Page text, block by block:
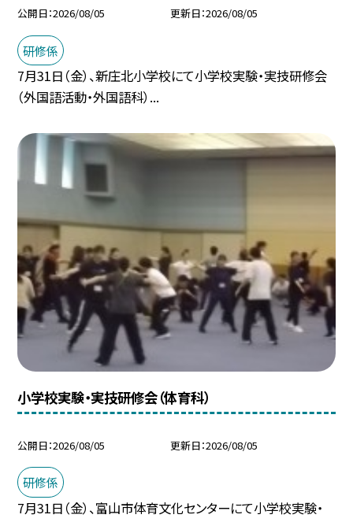
公開日 2026/08/05 更新日 2026/08/05
研修係
7月31日（金）、新庄北小学校にて小学校実験・実技研修会
（外国語活動・外国語科）...
小学校実験・実技研修会（体育科）
公開日 2026/08/05 更新日 2026/08/05
研修係
7月31日（金）、富山市体育文化センターにて小学校実験・